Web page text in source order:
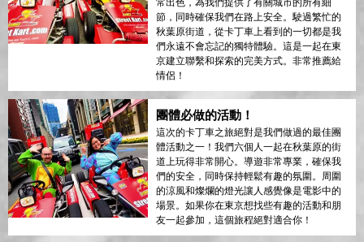
常出色，為我們提供了有關城市的所有細
節，同時確保我們在路上安全。駛過繁忙的
秋葉原街道，從卡丁車上看到的一切都是我
們永遠不會忘記的獨特體驗。這是一起在東
京建立聯繫和探索的完美方式。非常推薦給
情侶！
團體必做的活動！
這次的卡丁車之旅絕對是我們做過的最佳團
體活動之一！我們六個人一起在秋葉原的街
道上玩得非常開心。導遊非常專業，確保我
們的安全，同時保持輕鬆有趣的氛圍。周圍
的涼風和燦爛的燈光讓人感覺像是電影中的
場景。如果你在東京想找些有趣的活動和朋
友一起參加，這個旅程絕對適合你！